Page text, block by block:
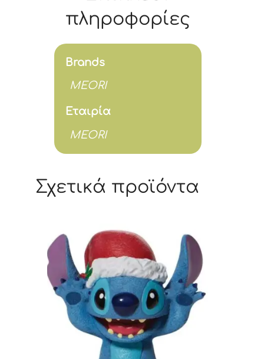
πληροφορίες
Brands
MEORI
Εταιρία
MEORI
Σχετικά προϊόντα